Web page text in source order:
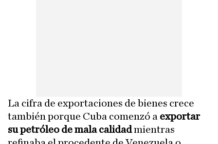
La cifra de exportaciones de bienes crece
también porque Cuba comenzó a exportar
su petróleo de mala calidadmientras